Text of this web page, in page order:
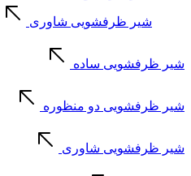
شیر ظرفشویی شاوری
شیر ظرفشویی ساده
شیر ظرفشویی دو منظوره
شیر ظرفشویی شاوری